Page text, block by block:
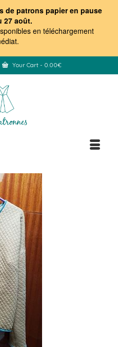
de patrons papier en pause
27 août.
en téléchargement
.
Your Cart - 0.00€